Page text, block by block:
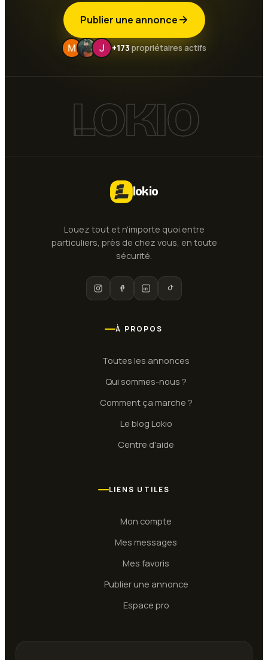
Publier une annonce
+173 propriétaires actifs
LOKIO
lokio
Louez tout et n'importe quoi entre
particuliers, près de chez vous, en toute
sécurité.
À PROPOS
Toutes les annonces
Qui sommes-nous ?
Comment ça marche ?
Le blog Lokio
Centre d'aide
LIENS UTILES
Mon compte
Mes messages
Mes favoris
Publier une annonce
Espace pro